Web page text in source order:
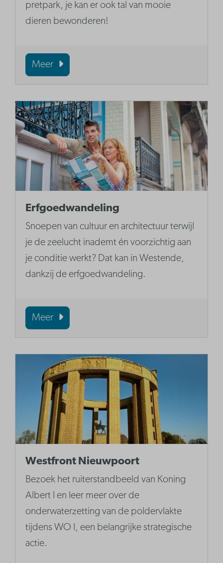
pretpark, je kan er ook tal van mooie
dieren bewonderen!
Meer
Erfgoedwandeling
Snoepen van cultuur en architectuur terwijl
je de zeelucht inademt én voorzichtig aan
je conditie werkt? Dat kan in Westende,
dankzij de erfgoedwandeling.
Meer
Westfront Nieuwpoort
Bezoek het ruiterstandbeeld van Koning
Albert I en leer meer over de
onderwaterzetting van de poldervlakte
tijdens WO I, een belangrijke strategische
actie.